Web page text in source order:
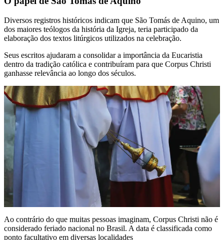
Diversos registros históricos indicam que São Tomás de Aquino, um
dos maiores teólogos da história da Igreja, teria participado da
elaboração dos textos litúrgicos utilizados na celebração.
Seus escritos ajudaram a consolidar a importância da Eucaristia
dentro da tradição católica e contribuíram para que Corpus Christi
ganhasse relevância ao longo dos séculos.
Ao contrário do que muitas pessoas imaginam, Corpus Christi não é
considerado feriado nacional no Brasil. A data é classificada como
ponto facultativo em diversas localidades